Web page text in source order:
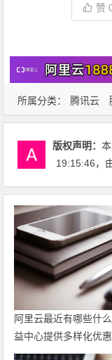
赞
所属分类： 腾讯云
版权声明：
19:15:46，
阿里云最近有哪些什
益中心提供多样化优
案，帮助力用户上云